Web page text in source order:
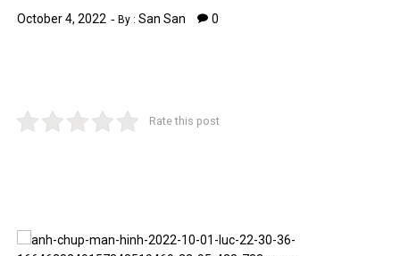
October 4, 2022 By :San San 0
Rate this post